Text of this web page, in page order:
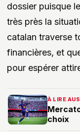
dossier puisque
très près la
catalan traverse
financières, et
pour espérer
À LIRE
choix